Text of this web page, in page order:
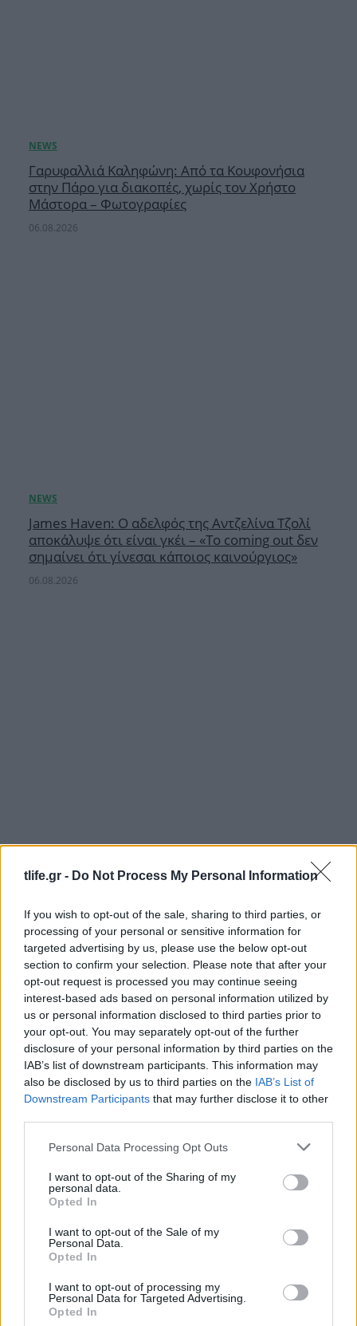
tlife.gr - Do Not Process My Personal Information
If you wish to opt-out of the sale, sharing to third parties, or
processing of your personal or sensitive information for
targeted advertising by us, please use the below opt-out
section to confirm your selection. Please note that after your
opt-out request is processed you may continue seeing
interest-based ads based on personal information utilized by
us or personal information disclosed to third parties prior to
your opt-out. You may separately opt-out of the further
disclosure of your personal information by third parties on the
IAB’s list of downstream participants. This information may
also be disclosed by us to third parties on the IAB’s List of
Downstream Participants that may further disclose it to other
Please note that this website/app uses one or more Google
not limited to your visit or usage behaviour. You may click to
grant or deny consent to Google and its third-party tags to
use your data for below specified purposes in below Google
consent section.
Personal Data Processing Opt Outs
I want to opt-out of the Sharing of my
personal data.
Opted In
I want to opt-out of the Sale of my
Personal Data.
Opted In
I want to opt-out of processing my
Personal Data for Targeted Advertising.
Opted In
Γαρυφαλλιά Καληφώνη: Από τα Κουφονήσια
στην Πάρο για διακοπές, χωρίς τον Χρήστο
Μάστορα – Φωτογραφίες
06.08.2026
James Haven: Ο αδελφός της Αντζελίνα Τζολί
αποκάλυψε ότι είναι γκέι – «Το coming out δεν
σημαίνει ότι γίνεσαι κάποιος καινούργιος»
06.08.2026
Τροχαίο ατύχημα για τον Mike: «Θα σας
06.08.2026
Ελένη Μενεγάκη: Καλοκαιρινές στιγμές στο
Φισκάρδο με τον Μάκη Παντζόπουλο – Το
βίντεο από το γεύμα τους